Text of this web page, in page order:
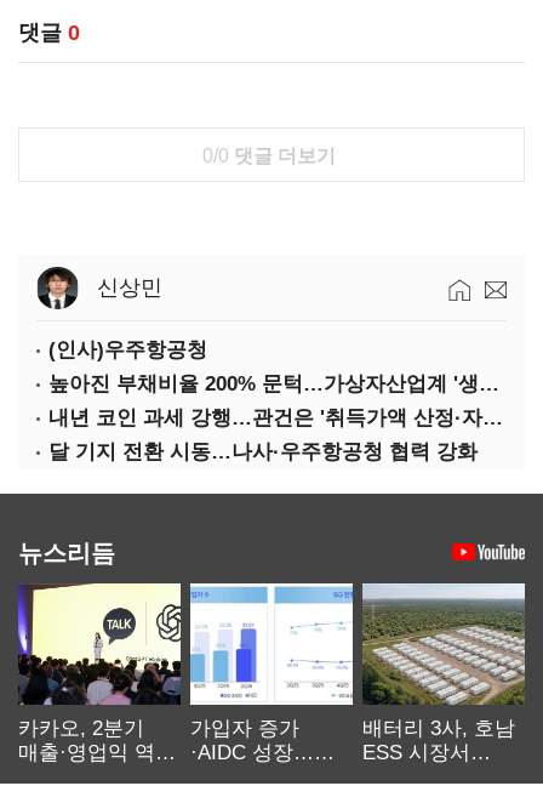
댓글 0
0/0 댓글 더보기
신상민
(인사)우주항공청
높아진 부채비율 200% 문턱…가상자산업계 '생존 시험대'
내년 코인 과세 강행…관건은 '취득가액 산정·자산 이동'
달 기지 전환 시동…나사·우주항공청 협력 강화
뉴스리듬
카카오, 2분기
매출·영업익 역대
가입자 증가
·AIDC 성장…
배터리 3사, 호남
ESS 시장서